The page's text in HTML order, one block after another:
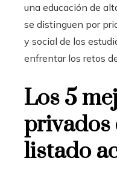
una educación de
se distinguen por
y social de los
enfrentar los retos
Los 5
privados
listado